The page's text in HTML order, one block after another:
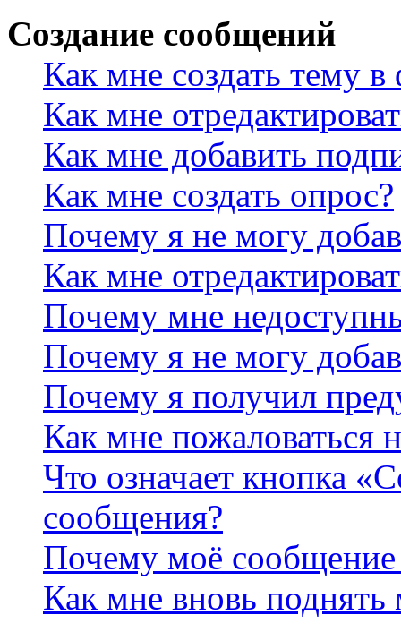
Создание сообщений
Как мне создать тему
Как мне
Как мне добавить
Как мне создать опрос?
Почему я не могу
Как мне
Почему мне
Почему я не могу
Почему я получил
Как мне пожаловаться
Что означает кнопка
сообщения?
Почему моё сообщение
Как мне вновь